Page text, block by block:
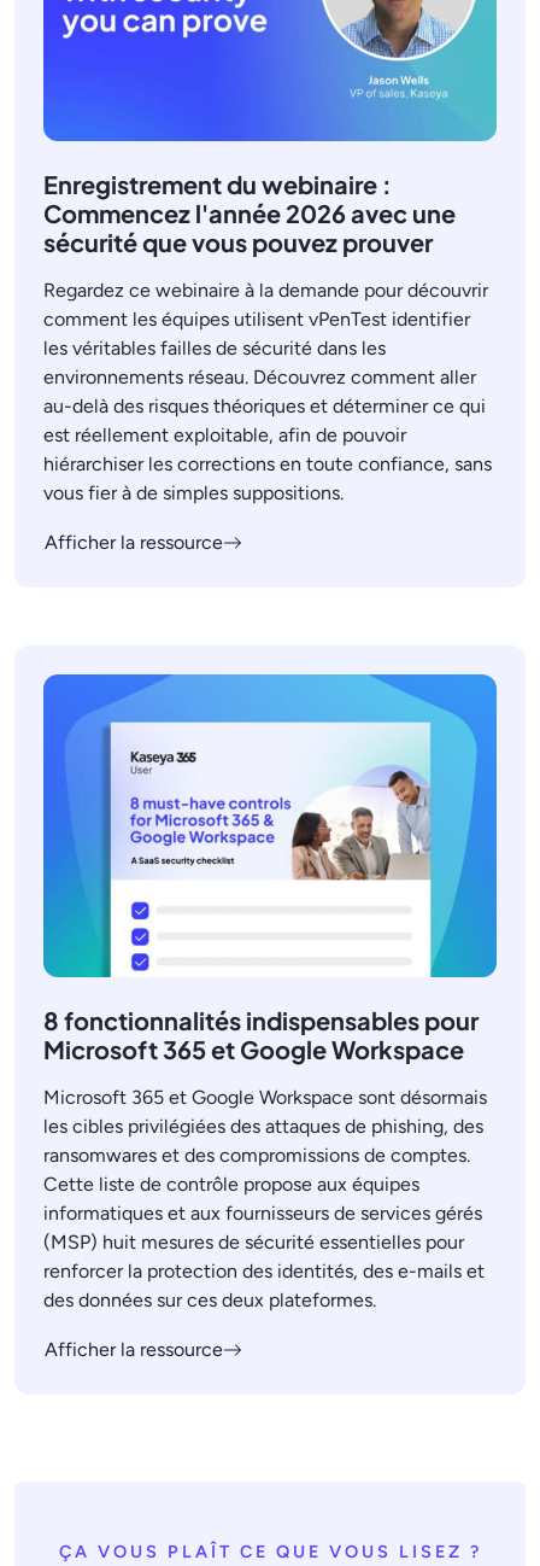
Enregistrement du webinaire :
Commencez l'année 2026 avec une
sécurité que vous pouvez prouver
Regardez ce webinaire à la demande pour découvrir
comment les équipes utilisent vPenTest identifier
les véritables failles de sécurité dans les
environnements réseau. Découvrez comment aller
au-delà des risques théoriques et déterminer ce qui
est réellement exploitable, afin de pouvoir
hiérarchiser les corrections en toute confiance, sans
vous fier à de simples suppositions.
Afficher la ressource
8 fonctionnalités indispensables pour
Microsoft 365 et Google Workspace
Microsoft 365 et Google Workspace sont désormais
les cibles privilégiées des attaques de phishing, des
ransomwares et des compromissions de comptes.
Cette liste de contrôle propose aux équipes
informatiques et aux fournisseurs de services gérés
(MSP) huit mesures de sécurité essentielles pour
renforcer la protection des identités, des e-mails et
des données sur ces deux plateformes.
Afficher la ressource
ÇA VOUS PLAÎT CE QUE VOUS LISEZ ?